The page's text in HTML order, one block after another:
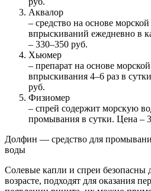
Аквалор
– средство на основе
впрыскиваний ежедневно в
– 330–350 руб.
Хьюмер
– препарат на основе
впрыскивания 4–6 раз в
руб.
Физиомер
– спрей содержит морскую
промывания в сутки. Цена –
Долфин — средство для
воды
Солевые капли и спреи безопасны
возрасте, подходят для оказания